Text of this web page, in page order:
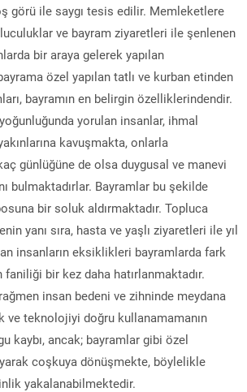
görü ile saygı tesis edilir. Memleketlere
ve bayram ziyaretleri ile şenlenen
bir araya gelerek yapılan
özel yapılan tatlı ve kurban etinden
bayramın en belirgin özelliklerindendir.
yorulan insanlar, ihmal
kavuşmakta, onlarla
günlüğüne de olsa duygusal ve manevi
bulmaktadırlar. Bayramlar bu şekilde
bir soluk aldırmaktadır. Topluca
yanı sıra, hasta ve yaşlı ziyaretleri ile yıl
insanların eksiklikleri bayramlarda fark
faniliği bir kez daha hatırlanmaktadır.
insan bedeni ve zihninde meydana
ve teknolojiyi doğru kullanamamanın
kaybı, ancak; bayramlar gibi özel
coşkuya dönüşmekte, böylelikle
yakalanabilmektedir.